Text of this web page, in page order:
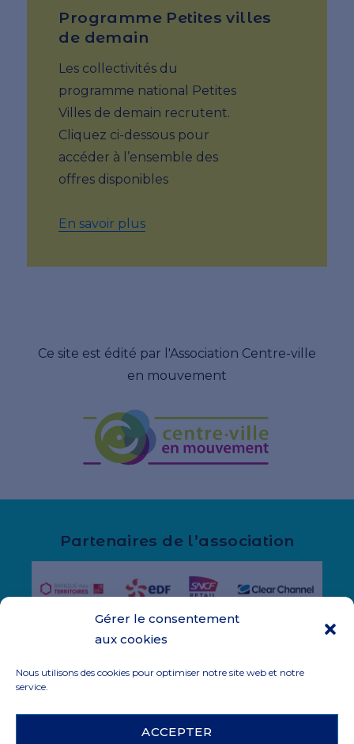
Gérer le consentement
aux cookies
Nous utilisons des cookies pour optimiser notre site web et notre
service.
ACCEPTER
Programme Petites villes
de demain
Les collectivités du
programme national Petites
Villes de demain recrutent.
Cliquez ci-dessous pour
accéder à l’ensemble des
offres disponibles
En savoir plus
Ce site est édité par l'Association Centre-ville
en mouvement
Partenaires de l’association
Politique de confidentialité
Politique de cookies
Blog Contact